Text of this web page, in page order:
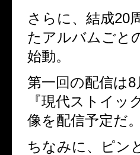
さらに、結成20
たアルバムごと
始動。
第一回の配信は8
『現代ストイ
像を配信予定だ。
ちなみに、ピン